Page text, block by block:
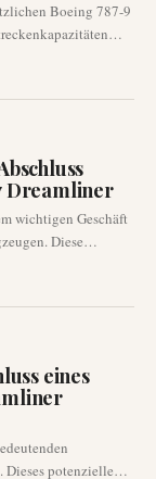
Boeing 787-9
die strategischen
auf der Dubai
Dreamliner
wichtigen Geschäft
Diese
könnte
eines
potenzielle